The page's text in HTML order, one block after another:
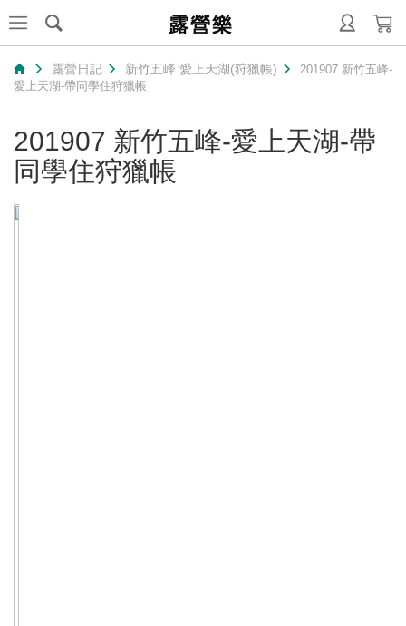
露營樂
露營日記 新竹五峰 愛上天湖(狩獵帳)
201907 新竹五峰-
愛上天湖-帶同學住狩獵帳
201907 新竹五峰-愛上天湖-帶
同學住狩獵帳